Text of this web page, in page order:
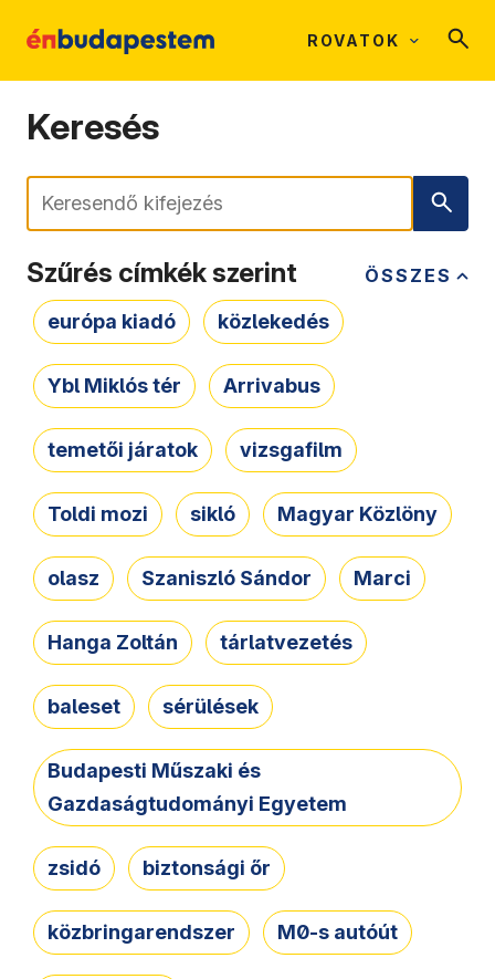
ROVATOK
Keresés
Keresés
ÖSSZES
Szűrés címkék szerint
európa kiadó közlekedés
Ybl Miklós tér Arrivabus
temetői járatok vizsgafilm
Toldi mozi sikló Magyar Közlöny
olasz Szaniszló Sándor Marci
Hanga Zoltán tárlatvezetés
baleset sérülések
Budapesti Műszaki és
Gazdaságtudományi Egyetem
zsidó biztonsági őr
közbringarendszer M0-s autóút